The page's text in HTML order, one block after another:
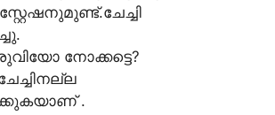
നോക്കട്ടെ?
.